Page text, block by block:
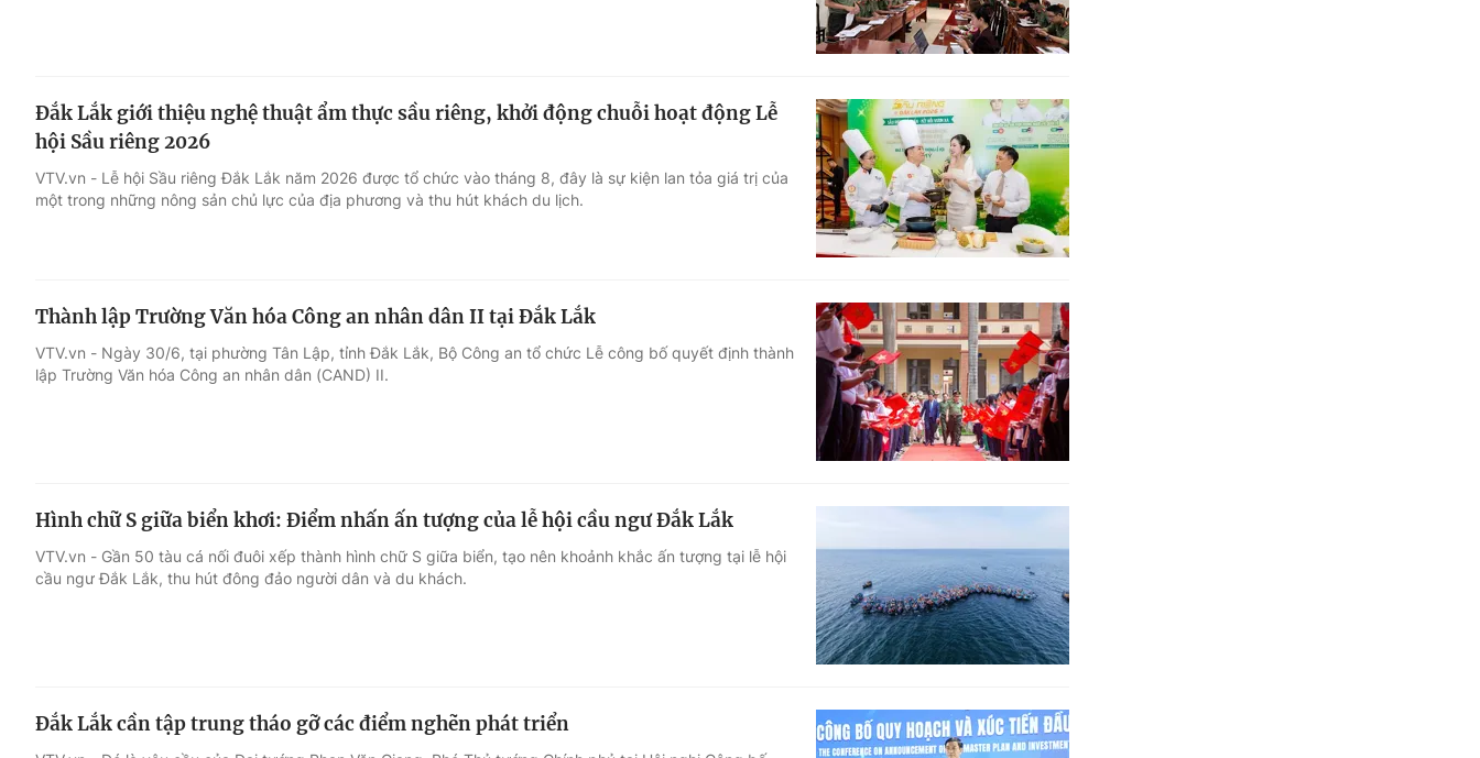
Đắk Lắk giới thiệu nghệ thuật ẩm thực sầu riêng, khởi động chuỗi hoạt động Lễ
hội Sầu riêng 2026
VTV.vn - Lễ hội Sầu riêng Đắk Lắk năm 2026 được tổ chức vào tháng 8, đây là sự kiện lan tỏa giá trị của
một trong những nông sản chủ lực của địa phương và thu hút khách du lịch.
Thành lập Trường Văn hóa Công an nhân dân II tại Đắk Lắk
VTV.vn - Ngày 30/6, tại phường Tân Lập, tỉnh Đắk Lắk, Bộ Công an tổ chức Lễ công bố quyết định thành
lập Trường Văn hóa Công an nhân dân (CAND) II.
Hình chữ S giữa biển khơi: Điểm nhấn ấn tượng của lễ hội cầu ngư Đắk Lắk
VTV.vn - Gần 50 tàu cá nối đuôi xếp thành hình chữ S giữa biển, tạo nên khoảnh khắc ấn tượng tại lễ hội
cầu ngư Đắk Lắk, thu hút đông đảo người dân và du khách.
Đắk Lắk cần tập trung tháo gỡ các điểm nghẽn phát triển